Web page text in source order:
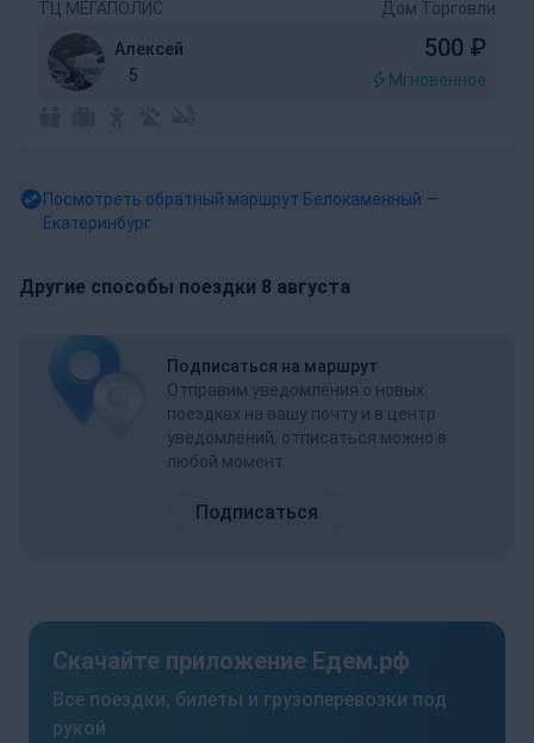
ТЦ МЕГАПОЛИС
Дом Торговли
Алексей
5
500 ₽
Мгновенное
Посмотреть обратный маршрут Белокаменный —
Екатеринбург
Другие способы поездки 8 августа
Подписаться на маршрут
Отправим уведомления о новых
поездках на вашу почту и в центр
уведомлений, отписаться можно в
любой момент
Подписаться
Скачайте приложение Едем.рф
Все поездки, билеты и грузоперевозки под
рукой